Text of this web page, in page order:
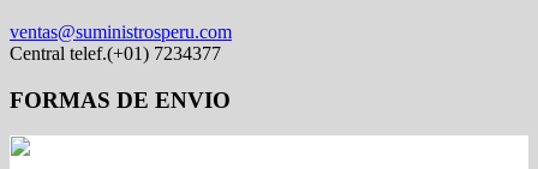
ventas@suministrosperu.com
Central telef.(+01) 7234377
FORMAS DE ENVIO